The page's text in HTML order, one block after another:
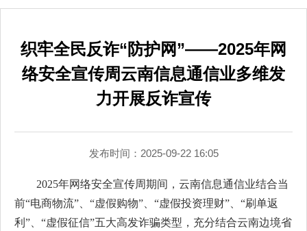
织牢全民反诈“防护网”——2025年网
络安全宣传周云南信息通信业多维发
力开展反诈宣传
发布时间：2025-09-22 16:05
2025年网络安全宣传周期间，云南信息通信业结合当
前“电商物流”、“虚假购物”、“虚假投资理财”、“刷单返
利”、“虚假征信”五大高发诈骗类型，充分结合云南边境省